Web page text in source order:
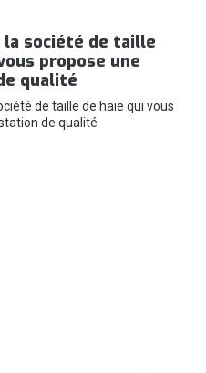
la société de taille
propose une
qualité
de taille de haie qui vous
de qualité